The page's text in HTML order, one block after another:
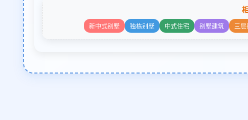
新中式别墅 独栋别墅 中式住宅 别墅建筑 三